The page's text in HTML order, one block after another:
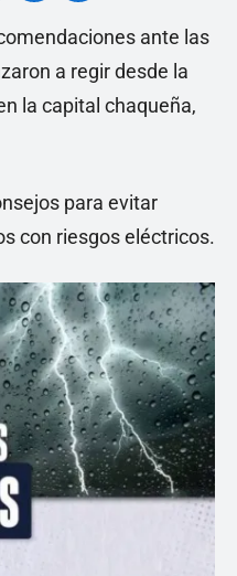
ante las
a regir desde la
la capital chaqueña,
para evitar
con riesgos eléctricos.